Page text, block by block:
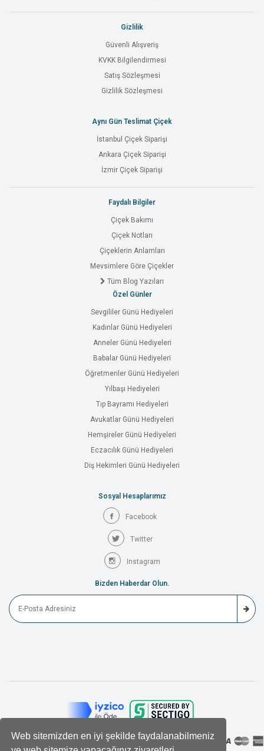
Web sitemizden en iyi şekilde faydalanabilmeniz
Gizlilik
Güvenli Alışveriş
KVKK Bilgilendirmesi
Satış Sözleşmesi
Gizlilik Sözleşmesi
Aynı Gün Teslimat Çiçek
İstanbul Çiçek Siparişi
Ankara Çiçek Siparişi
İzmir Çiçek Siparişi
Faydalı Bilgiler
Çiçek Bakımı
Çiçek Notları
Çiçeklerin Anlamları
Mevsimlere Göre Çiçekler
Tüm Blog Yazıları
Özel Günler
Sevgililer Günü Hediyeleri
Kadınlar Günü Hediyeleri
Anneler Günü Hediyeleri
Babalar Günü Hediyeleri
Öğretmenler Günü Hediyeleri
Yılbaşı Hediyeleri
Tıp Bayramı Hediyeleri
Avukatlar Günü Hediyeleri
Hemşireler Günü Hediyeleri
Eczacılık Günü Hediyeleri
Diş Hekimleri Günü Hediyeleri
Sosyal Hesaplarımız
Facebook
Twitter
Instagram
Bizden Haberdar Olun.